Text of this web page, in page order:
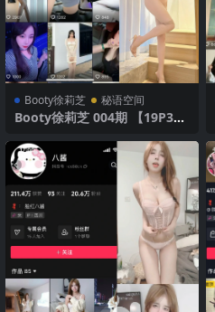
Booty徐莉芝 秘语空间
Booty徐莉芝 004期 【19P3